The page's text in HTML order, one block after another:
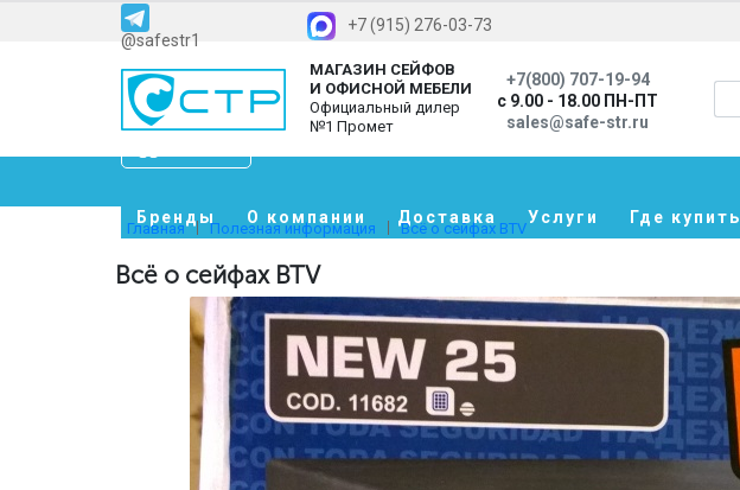
@safestr1
+7 (915) 276-03-73
МАГАЗИН СЕЙФОВ
И ОФИСНОЙ МЕБЕЛИ
Официальный дилер
№1 Промет
+7(800) 707-19-94
с 9.00 - 18.00 ПН-ПТ
sales@safe-str.ru
Бренды О компании Доставка Услуги Где купить
Главная Полезная информация Всё о сейфах BTV
Всё о сейфах BTV